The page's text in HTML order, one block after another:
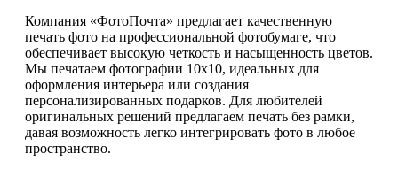
Компания «ФотоПочта» предлагает качественную
печать фото на профессиональной фотобумаге, что
обеспечивает высокую четкость и насыщенность цветов.
Мы печатаем фотографии 10х10, идеальных для
оформления интерьера или создания
персонализированных подарков. Для любителей
оригинальных решений предлагаем печать без рамки,
давая возможность легко интегрировать фото в любое
пространство.